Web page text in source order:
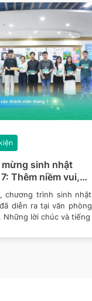
mừng sinh nhật
Thêm niềm vui,
chương trình sinh nhật
diễn ra tại văn phòng
Những lời chúc và tiếng